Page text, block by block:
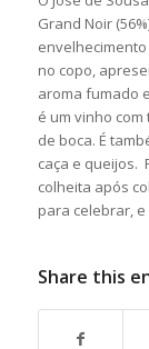
Grand Noir
no copo,
aroma fumado
é um vinho
de boca. É
caça e queijos.
colheita após
para celebrar,
Share this